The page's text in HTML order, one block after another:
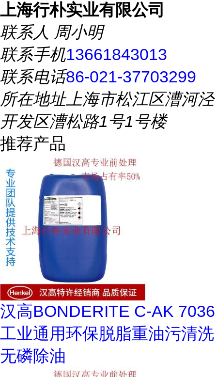
上海行朴实业有限公司
联系人 周小明
联系手机13661843013
联系电话86-021-37703299
所在地址上海市松江区漕河泾
开发区漕松路1号1号楼
推荐产品
汉高BONDERITE C-AK 7036
工业通用环保脱脂重油污清洗
无磷除油